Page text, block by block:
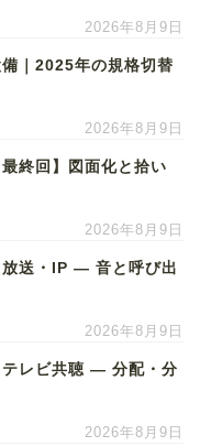
2026年8月9日
｜2025年の規格切替
2026年8月9日
終回】図面化と拾い
2026年8月9日
放送・IP ― 音と呼び出
2026年8月9日
テレビ共聴 ― 分配・分
2026年8月9日